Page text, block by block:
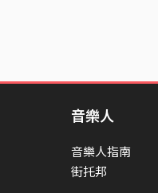
音樂人
音樂人指南
街托邦